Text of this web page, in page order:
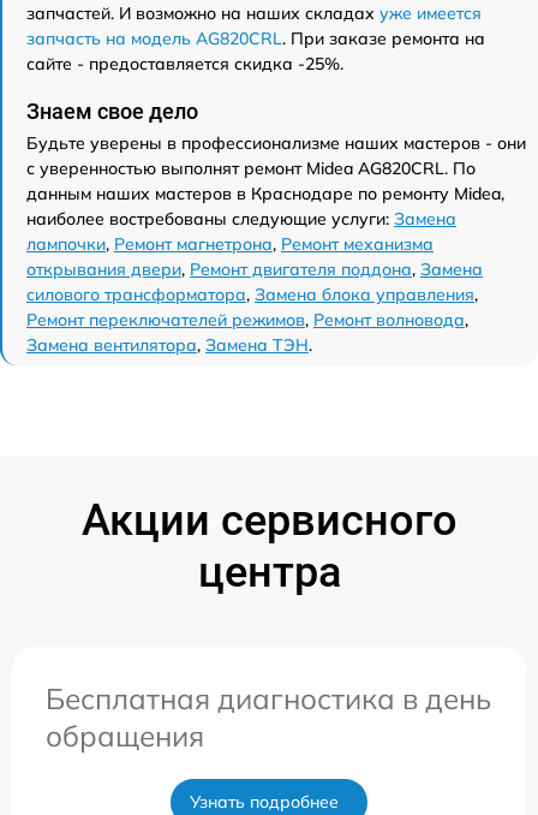
запчастей. И возможно на наших складах уже имеется
запчасть на модель AG820CRL. При заказе ремонта на
сайте - предоставляется скидка -25%.
Знаем свое дело
Будьте уверены в профессионализме наших мастеров - они
с уверенностью выполнят ремонт Midea AG820CRL. По
данным наших мастеров в Краснодаре по ремонту Midea,
наиболее востребованы следующие услуги: Замена
лампочки, Ремонт магнетрона, Ремонт механизма
открывания двери, Ремонт двигателя поддона, Замена
силового трансформатора, Замена блока управления,
Ремонт переключателей режимов, Ремонт волновода,
Замена вентилятора, Замена ТЭН.
Акции сервисного
центра
Бесплатная диагностика в день
обращения
Узнать подробнее